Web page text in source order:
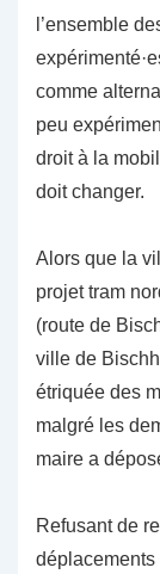
l’ensemble
comme
peu
droit à la
doit changer.
Alors que la
projet tram
(route de
ville de
étriquée des
malgré les
maire a
Refusant de